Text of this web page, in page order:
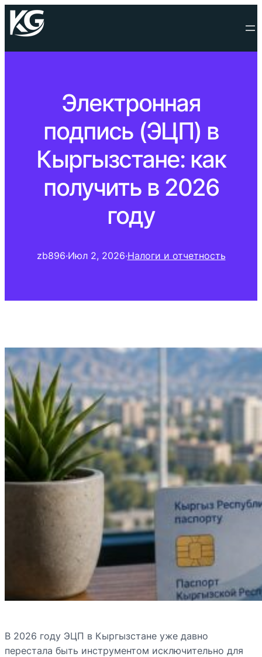
Электронная
подпись (ЭЦП) в
Кыргызстане: как
получить в 2026
году
zb896·Июл 2, 2026·Налоги и отчетность
В 2026 году ЭЦП в Кыргызстане уже давно
перестала быть инструментом исключительно для